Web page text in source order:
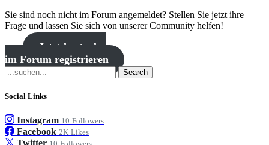
Sie sind noch nicht im Forum angemeldet? Stellen Sie jetzt ihre
Frage und lassen Sie sich von unserer Community helfen!
Jetzt kostenlos
im Forum registrieren
Search
Social Links
Instagram 10 Followers
Facebook 2K Likes